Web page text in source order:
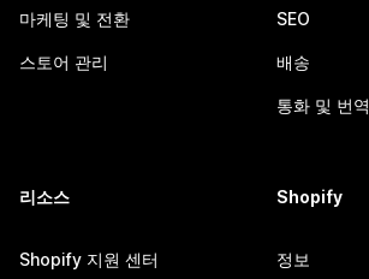
마케팅 및 전환
스토어 관리
SEO
배송
통화 및 번역
리소스
Shopify 지원 센터
Shopify
정보